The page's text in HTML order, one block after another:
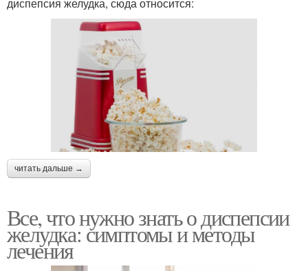
диспепсия желудка, сюда относится:
читать дальше →
Все, что нужно знать о диспепсии
желудка: симптомы и методы
лечения